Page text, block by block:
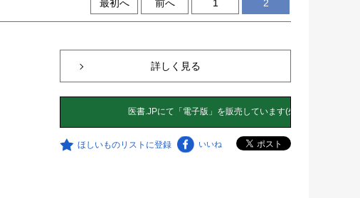
最初へ 前へ 1 2
詳しく見る
ほしいものリストに登録 いいね